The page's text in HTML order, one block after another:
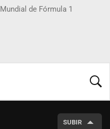
Mundial de Fórmula 1
SUBIR